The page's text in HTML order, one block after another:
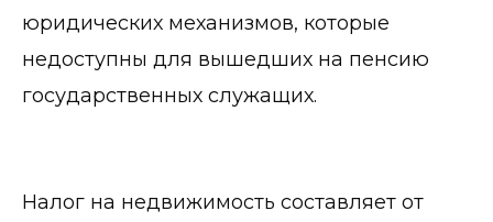
юридических механизмов, которые
недоступны для вышедших на пенсию
государственных служащих.
Налог на недвижимость составляет от